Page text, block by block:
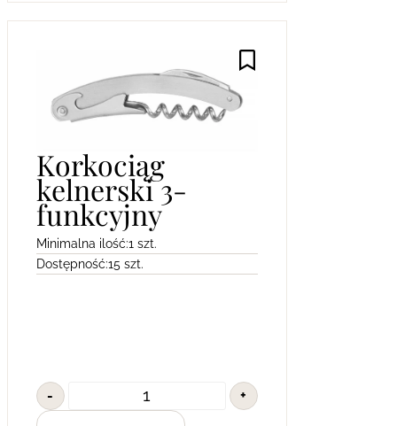
Korkociąg
kelnerski 3-
funkcyjny
Minimalna ilość:1 szt.
Dostępność:15 szt.
- +